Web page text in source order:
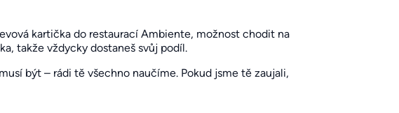
kartička do restaurací Ambiente, možnost chodit na
takže vždycky dostaneš svůj podíl.
být – rádi tě všechno naučíme. Pokud jsme tě zaujali,